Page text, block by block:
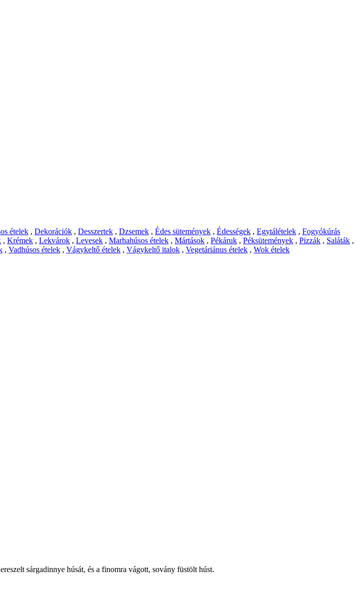
ételek , Dekorációk , Desszertek , Dzsemek , Édes sütemények , Édességek , Egytálételek , Fogyókúrás
, Krémek , Lekvárok , Levesek , Marhahúsos ételek , Mártások , Pékáruk , Péksütemények , Pizzák , Saláták ,
, Vadhúsos ételek , Vágykeltő ételek , Vágykeltő italok , Vegetáriánus ételek , Wok ételek
sárgadinnye húsát, és a finomra vágott, sovány füstölt húst.